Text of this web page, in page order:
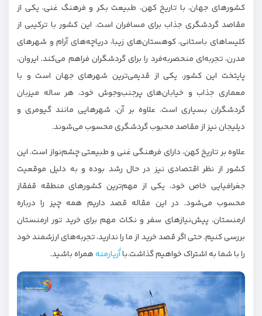
کشورهای جهان، با تاریخ کهن، طبیعت بکر و فرهنگ غنی، یکی از
مقاصد گردشگری جذاب برای مسافران است. این کشور با ترکیبی از
کلیساهای باستانی، کوهستان‌های زیبا، دریاچه‌های آرام و شهرهای
مدرن، تجربه‌ای منحصربه‌فرد را برای گردشگران فراهم می‌کند. ایروان،
پایتخت این کشور، یکی از قدیمی‌ترین شهرهای جهان است و با
معماری جذاب و خیابان‌های پرجنب‌وجوش خود، هر ساله میزبان
گردشگران بسیاری است. علاوه بر آن، شهرهایی مانند گیومری و
دیلیجان نیز از مقاصد محبوب گردشگری محسوب می‌شوند.
علاوه بر تاریخ کهن، دارای فرهنگی غنی و طبیعتی چشم‌نواز است. این
کشور از نظر اقتصادی نیز در حال رشد بوده و به دلیل موقعیت
جغرافیایی خاص خود، یکی از مهم‌ترین کشورهای منطقه قفقاز
محسوب می‌شود. در این مقاله قصد داریم همه چیز را درباره
ارمنستان، پیش‌نیازهای سفر و نکات مهم برای خرید تور ارمنستان
بررسی کنیم. حتی اگر قصد خرید از ما را ندارید، تجربه‌های ارزشمند خود
را با شما به اشتراک خواهیم گذاشت.باآٰریارمنههمراه باشید.